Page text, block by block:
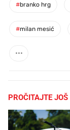
#branko hrg
#milan mesić
PROČITAJTE JOŠ